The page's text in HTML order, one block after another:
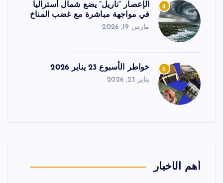
4
الإعصار “ناريل” يضع شمال أستراليا
في مواجهة مباشرة مع غضب المناخ
مارس 19, 2026
5 خواطر الأسبوع 23 يناير 2026
يناير 23, 2026
أهم الأخبار